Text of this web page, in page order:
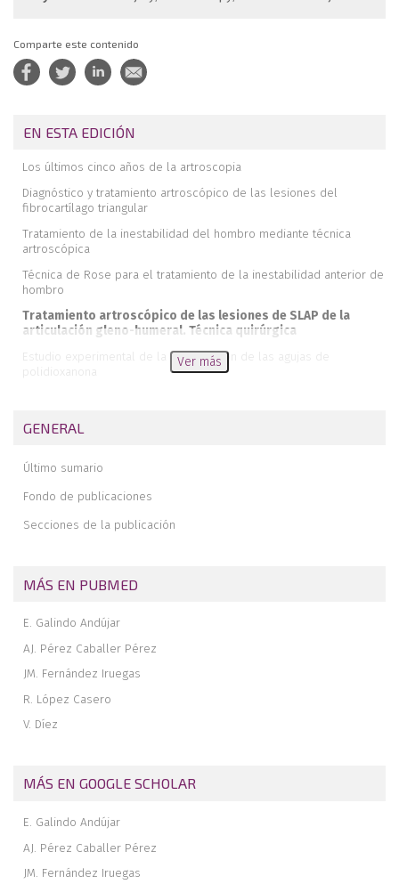
Comparte este contenido
EN ESTA EDICIÓN
Los últimos cinco años de la artroscopia
Diagnóstico y tratamiento artroscópico de las lesiones del
fibrocartílago triangular
Tratamiento de la inestabilidad del hombro mediante técnica
artroscópica
Técnica de Rose para el tratamiento de la inestabilidad anterior de
hombro
Tratamiento artroscópico de las lesiones de SLAP de la
articulación gleno-humeral. Técnica quirúrgica
Estudio experimental de la degradación de las agujas de
multicéntrico)
de una aguja de Paltner
Hora de cambios
Ver más
GENERAL
Último sumario
Fondo de publicaciones
Secciones de la publicación
MÁS EN PUBMED
E. Galindo Andújar
AJ. Pérez Caballer Pérez
JM. Fernández Iruegas
R. López Casero
V. Díez
MÁS EN GOOGLE SCHOLAR
E. Galindo Andújar
AJ. Pérez Caballer Pérez
JM. Fernández Iruegas